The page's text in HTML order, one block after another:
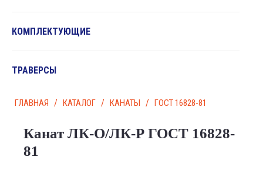
КОМПЛЕКТУЮЩИЕ
ТРАВЕРСЫ
ГЛАВНАЯ / КАТАЛОГ / КАНАТЫ / ГОСТ 16828-81
Канат ЛК-О/ЛК-Р ГОСТ 16828-
81